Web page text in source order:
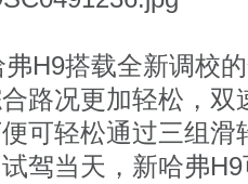
弗H9搭载全新调校
路况更加轻松，
可轻松通过三组
驾当天，新哈弗